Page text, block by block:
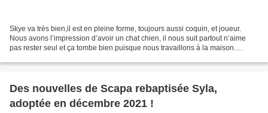
Skye va très bien,il est en pleine forme, toujours aussi coquin, et joueur.
Nous avons l’impression d’avoir un chat chien, il nous suit partout n’aime
pas rester seul et ça tombe bien puisque nous travaillons à la maison.
Des nouvelles de Scapa rebaptisée Syla,
adoptée en décembre 2021 !